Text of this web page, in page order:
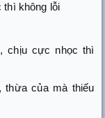
thì không lỗi
chịu cực nhọc thì
thừa của mà thiếu